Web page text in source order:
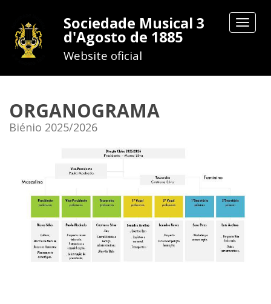
Toggle
Sociedade Musical 3
d'Agosto de 1885
Website oficial
ORGANOGRAMA
Biénio 2025/2026